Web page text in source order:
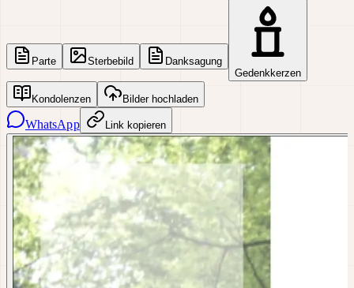
Parte Sterbebild
Danksagung
Gedenkkerzen
Kondolenzen Bilder hochladen
WhatsApp Link kopieren